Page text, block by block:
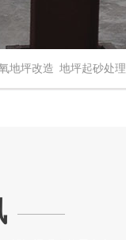
地坪改造 地坪起砂处理